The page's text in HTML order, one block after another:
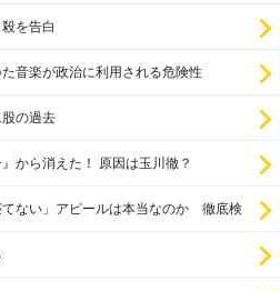
を告白
音楽が政治に利用される危険性
の過去
から消えた！ 原因は玉川徹？
ない」アピールは本当なのか 徹底検